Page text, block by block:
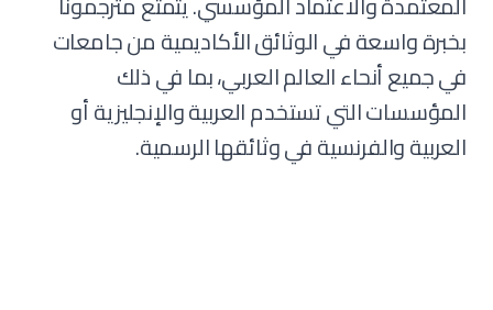
بخبرة واسعة في الوثائق الأكاديمية من جامعات
في جميع أنحاء العالم العربي، بما في ذلك
المؤسسات التي تستخدم العربية والإنجليزية أو
العربية والفرنسية في وثائقها الرسمية.